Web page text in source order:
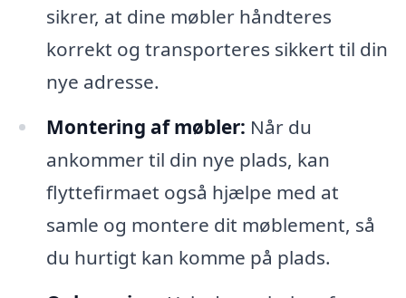
sikrer, at dine møbler håndteres
korrekt og transporteres sikkert til din
nye adresse.
Montering af møbler: Når du
ankommer til din nye plads, kan
flyttefirmaet også hjælpe med at
samle og montere dit møblement, så
du hurtigt kan komme på plads.